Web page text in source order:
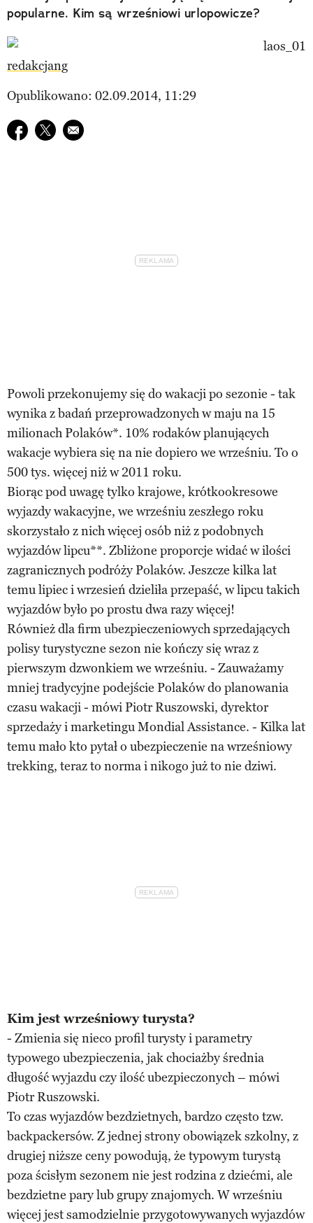
popularne. Kim są wrześniowi urlopowicze?
redakcjang
Opublikowano: 02.09.2014, 11:29
Udostępnij na facebook
Udostępnij na twitter
E-mail do przyjaciela
Powoli przekonujemy się do wakacji po sezonie - tak
wynika z badań przeprowadzonych w maju na 15
milionach Polaków*. 10% rodaków planujących
wakacje wybiera się na nie dopiero we wrześniu. To o
500 tys. więcej niż w 2011 roku.
Biorąc pod uwagę tylko krajowe, krótkookresowe
wyjazdy wakacyjne, we wrześniu zeszłego roku
skorzystało z nich więcej osób niż z podobnych
wyjazdów lipcu**. Zbliżone proporcje widać w ilości
zagranicznych podróży Polaków. Jeszcze kilka lat
temu lipiec i wrzesień dzieliła przepaść, w lipcu takich
wyjazdów było po prostu dwa razy więcej!
Również dla firm ubezpieczeniowych sprzedających
polisy turystyczne sezon nie kończy się wraz z
pierwszym dzwonkiem we wrześniu. - Zauważamy
mniej tradycyjne podejście Polaków do planowania
czasu wakacji - mówi Piotr Ruszowski, dyrektor
sprzedaży i marketingu Mondial Assistance. - Kilka lat
temu mało kto pytał o ubezpieczenie na wrześniowy
trekking, teraz to norma i nikogo już to nie dziwi.
Kim jest wrześniowy turysta?
- Zmienia się nieco profil turysty i parametry
typowego ubezpieczenia, jak chociażby średnia
długość wyjazdu czy ilość ubezpieczonych – mówi
Piotr Ruszowski.
To czas wyjazdów bezdzietnych, bardzo często tzw.
backpackersów. Z jednej strony obowiązek szkolny, z
drugiej niższe ceny powodują, że typowym turystą
poza ścisłym sezonem nie jest rodzina z dziećmi, ale
bezdzietne pary lub grupy znajomych. W wrześniu
więcej jest samodzielnie przygotowywanych wyjazdów